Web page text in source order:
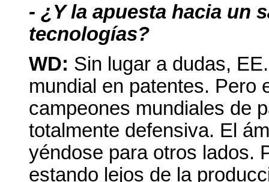
- ¿Y la apuesta hacia un
tecnologías?
WD: Sin lugar a dudas,
mundial en patentes. Pero
campeones mundiales de
totalmente defensiva. El
yéndose para otros lados.
estando lejos de la